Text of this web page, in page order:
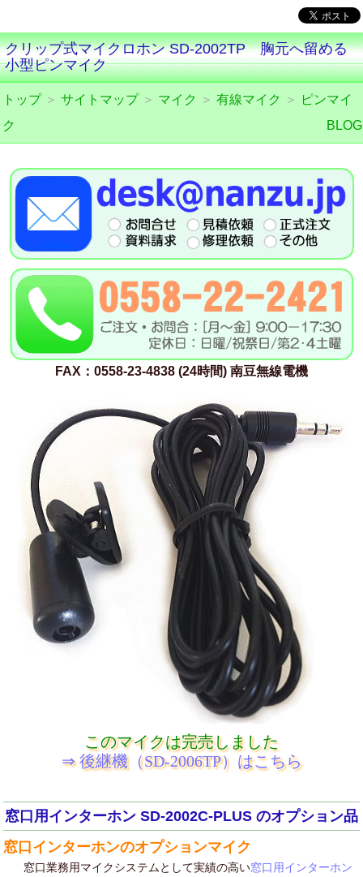
クリップ式マイクロホン SD-2002TP 胸元へ留める
小型ピンマイク
トップ＞ サイトマップ＞ マイク ＞ 有線マイク ＞
ピンマイ
ク
BLOG
FAX：0558-23-4838 (24時間) 南豆無線電機
このマイクは完売しました
⇒ 後継機（SD-2006TP）はこちら
窓口用インターホン SD-2002C-PLUS のオプション品
窓口インターホンのオプションマイク
窓口業務用マイクシステムとして実績の高い窓口用インターホン